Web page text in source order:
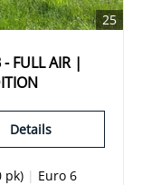
25
FULL AIR |
Details
pk)| Euro 6